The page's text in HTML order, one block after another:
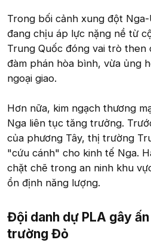
Trong bối cảnh xung đột
đang chịu áp lực nặng nề từ
Trung Quốc đóng vai trò then
đàm phán hòa bình, vừa ủng
ngoại giao.
Hơn nữa, kim ngạch thương
Nga liên tục tăng trưởng.
của phương Tây, thị trường
"cứu cánh" cho kinh tế Nga.
chặt chẽ trong an ninh khu
ổn định năng lượng.
Đội danh dự PLA gây
trường Đỏ​